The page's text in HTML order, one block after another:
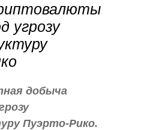
угрозу
добыча
Пуэрто-Рико.